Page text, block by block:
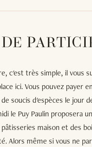
c'est très simple, il vous
ici. Vous pouvez payer
soucis d'espèces le jour
le Puy Paulin proposera
maison et des
Alors même si vous ne